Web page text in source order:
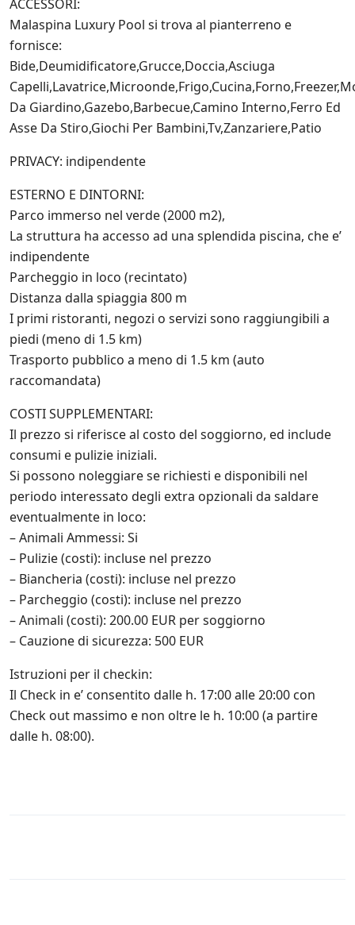
n
i
z
i
a
t
i
v
e
i
a
l
e
n
t
o
.
i
t
s
u
l
l
e
p
r
o
o
z
i
o
n
i
c
o
n
a
e
a
n
c
h
ACCESSORI:
Malaspina Luxury Pool si trova al pianterreno e
fornisce:
Bide,Deumidificatore,Grucce,Doccia,Asciuga
Da Giardino,Gazebo,Barbecue,Camino Interno,Ferro Ed
Asse Da Stiro,Giochi Per Bambini,Tv,Zanzariere,Patio
PRIVACY: indipendente
ESTERNO E DINTORNI:
Parco immerso nel verde (2000 m2),
La struttura ha accesso ad una splendida piscina, che e’
indipendente
Parcheggio in loco (recintato)
Distanza dalla spiaggia 800 m
I primi ristoranti, negozi o servizi sono raggiungibili a
piedi (meno di 1.5 km)
Trasporto pubblico a meno di 1.5 km (auto
raccomandata)
COSTI SUPPLEMENTARI:
Il prezzo si riferisce al costo del soggiorno, ed include
consumi e pulizie iniziali.
Si possono noleggiare se richiesti e disponibili nel
periodo interessato degli extra opzionali da saldare
eventualmente in loco:
– Animali Ammessi: Si
– Pulizie (costi): incluse nel prezzo
– Biancheria (costi): incluse nel prezzo
– Parcheggio (costi): incluse nel prezzo
– Animali (costi): 200.00 EUR per soggiorno
– Cauzione di sicurezza: 500 EUR
Istruzioni per il checkin:
Il Check in e’ consentito dalle h. 17:00 alle 20:00 con
Check out massimo e non oltre le h. 10:00 (a partire
dalle h. 08:00).